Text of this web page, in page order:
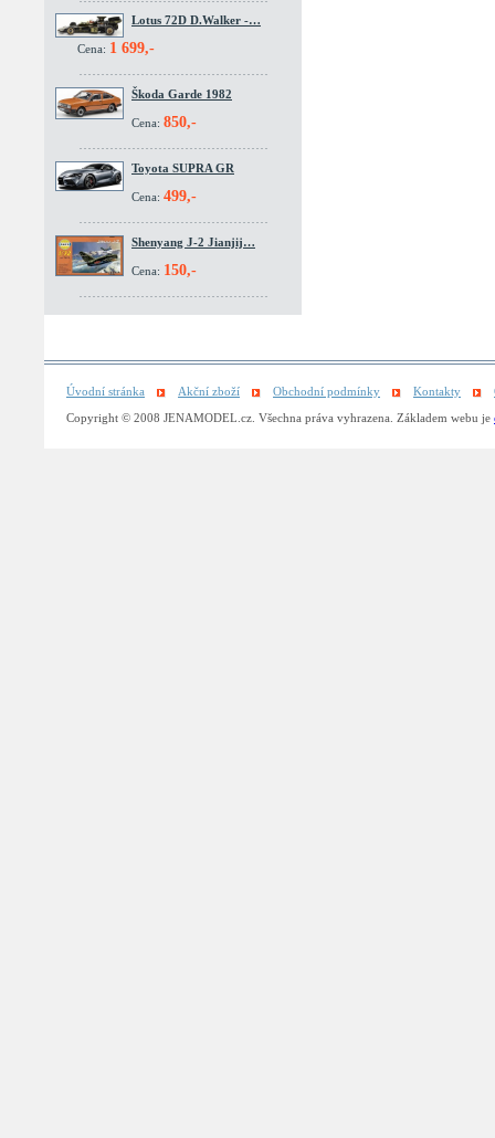
Lotus 72D D.Walker -…
Cena: 1 699,-
Škoda Garde 1982
Cena: 850,-
Toyota SUPRA GR
Cena: 499,-
Shenyang J-2 Jianjij…
Cena: 150,-
Úvodní stránka Akční zboží Obchodní podmínky Kontakty
Copyright © 2008 JENAMODEL.cz. Všechna práva vyhrazena. Základem webu je